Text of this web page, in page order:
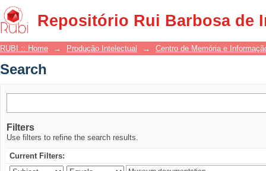
Repositório Rui Barbosa de
Search
RUBI :: Home → Produção Intelectual → Centro de Memória e
Search
Filters
Use filters to refine the search results.
Current Filters: